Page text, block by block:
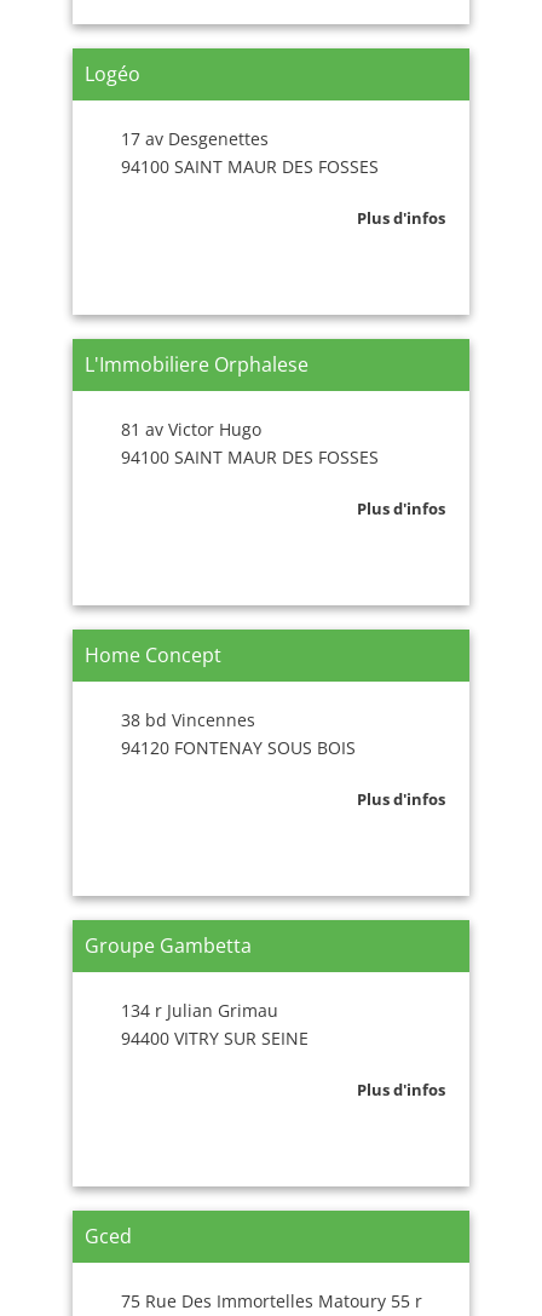
Logéo
17 av Desgenettes
94100 SAINT MAUR DES FOSSES
Plus d'infos
L'Immobiliere Orphalese
81 av Victor Hugo
94100 SAINT MAUR DES FOSSES
Plus d'infos
Home Concept
38 bd Vincennes
94120 FONTENAY SOUS BOIS
Plus d'infos
Groupe Gambetta
134 r Julian Grimau
94400 VITRY SUR SEINE
Plus d'infos
Gced
75 Rue Des Immortelles Matoury 55 r